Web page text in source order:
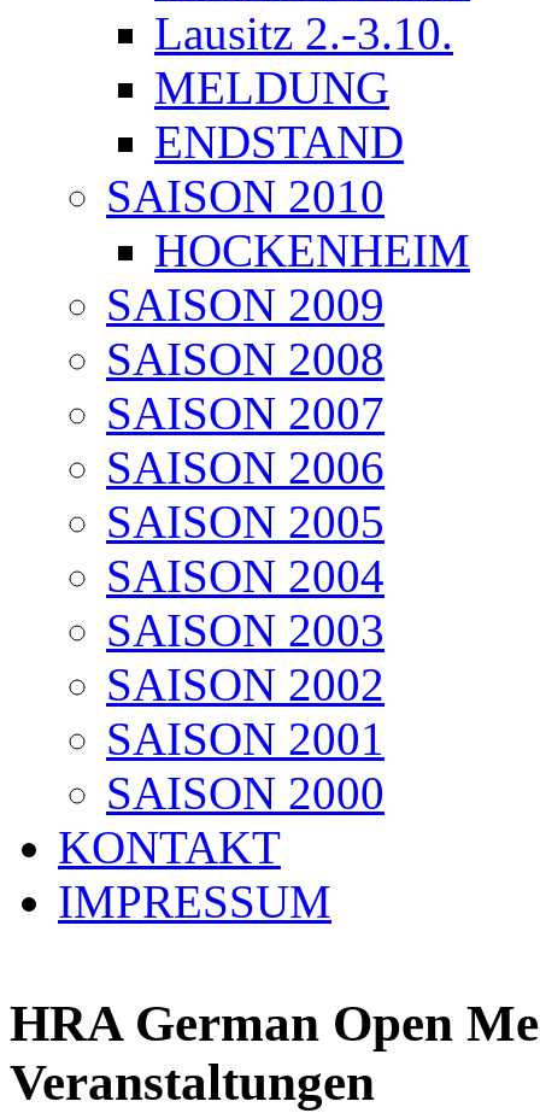
Lausitz 2.-3.10.
MELDUNG
ENDSTAND
SAISON 2010
HOCKENHEIM
SAISON 2009
SAISON 2008
SAISON 2007
SAISON 2006
SAISON 2005
SAISON 2004
SAISON 2003
SAISON 2002
SAISON 2001
SAISON 2000
KONTAKT
IMPRESSUM
HRA German Open
Veranstaltungen